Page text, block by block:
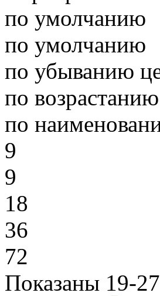
по умолчанию
по умолчанию
по убыванию
по
по
9
9
18
36
72
Показаны 19-